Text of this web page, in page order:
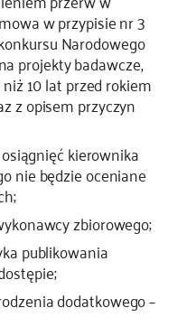
w przypisie nr 3
Narodowego
projekty badawcze,
10 lat przed rokiem
z opisem przyczyn
kierownika
nie będzie oceniane
zbiorowego;
publikowania
dodatkowego –